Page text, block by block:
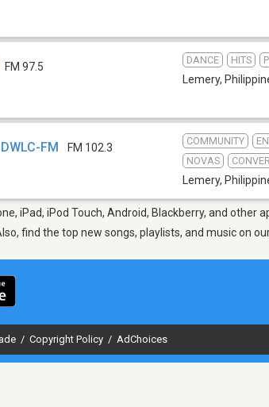
FM 97.5
DANCE HITS
Lemery,
FM FM 102.3
COMMUNITY
NOVAS
Lemery,
iPad, iPod Touch, Android, Blackberry, and other
find the top new songs, playlists, and music on
/ Copyright Policy / AdChoices